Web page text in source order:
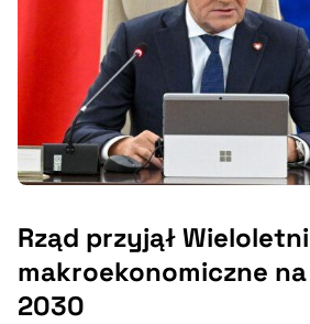
Rząd przyjął
makroekonomiczne
2030